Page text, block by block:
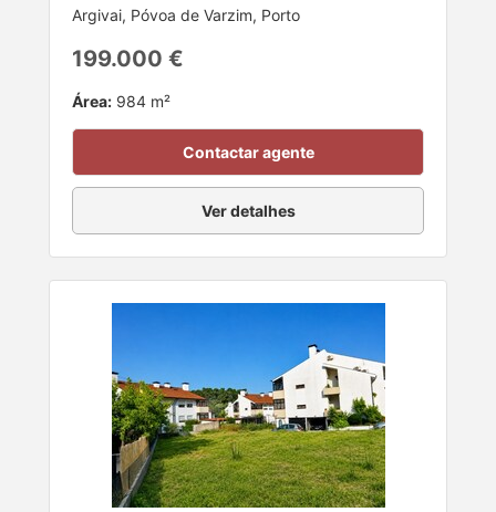
Argivai, Póvoa de Varzim, Porto
199.000 €
Área: 984 m²
Contactar agente
Ver detalhes